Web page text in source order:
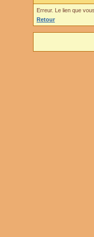
Erreur. Le lien que
Retour